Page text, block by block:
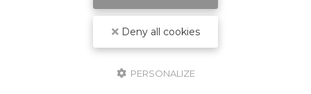
Deny all cookies
PERSONALIZE